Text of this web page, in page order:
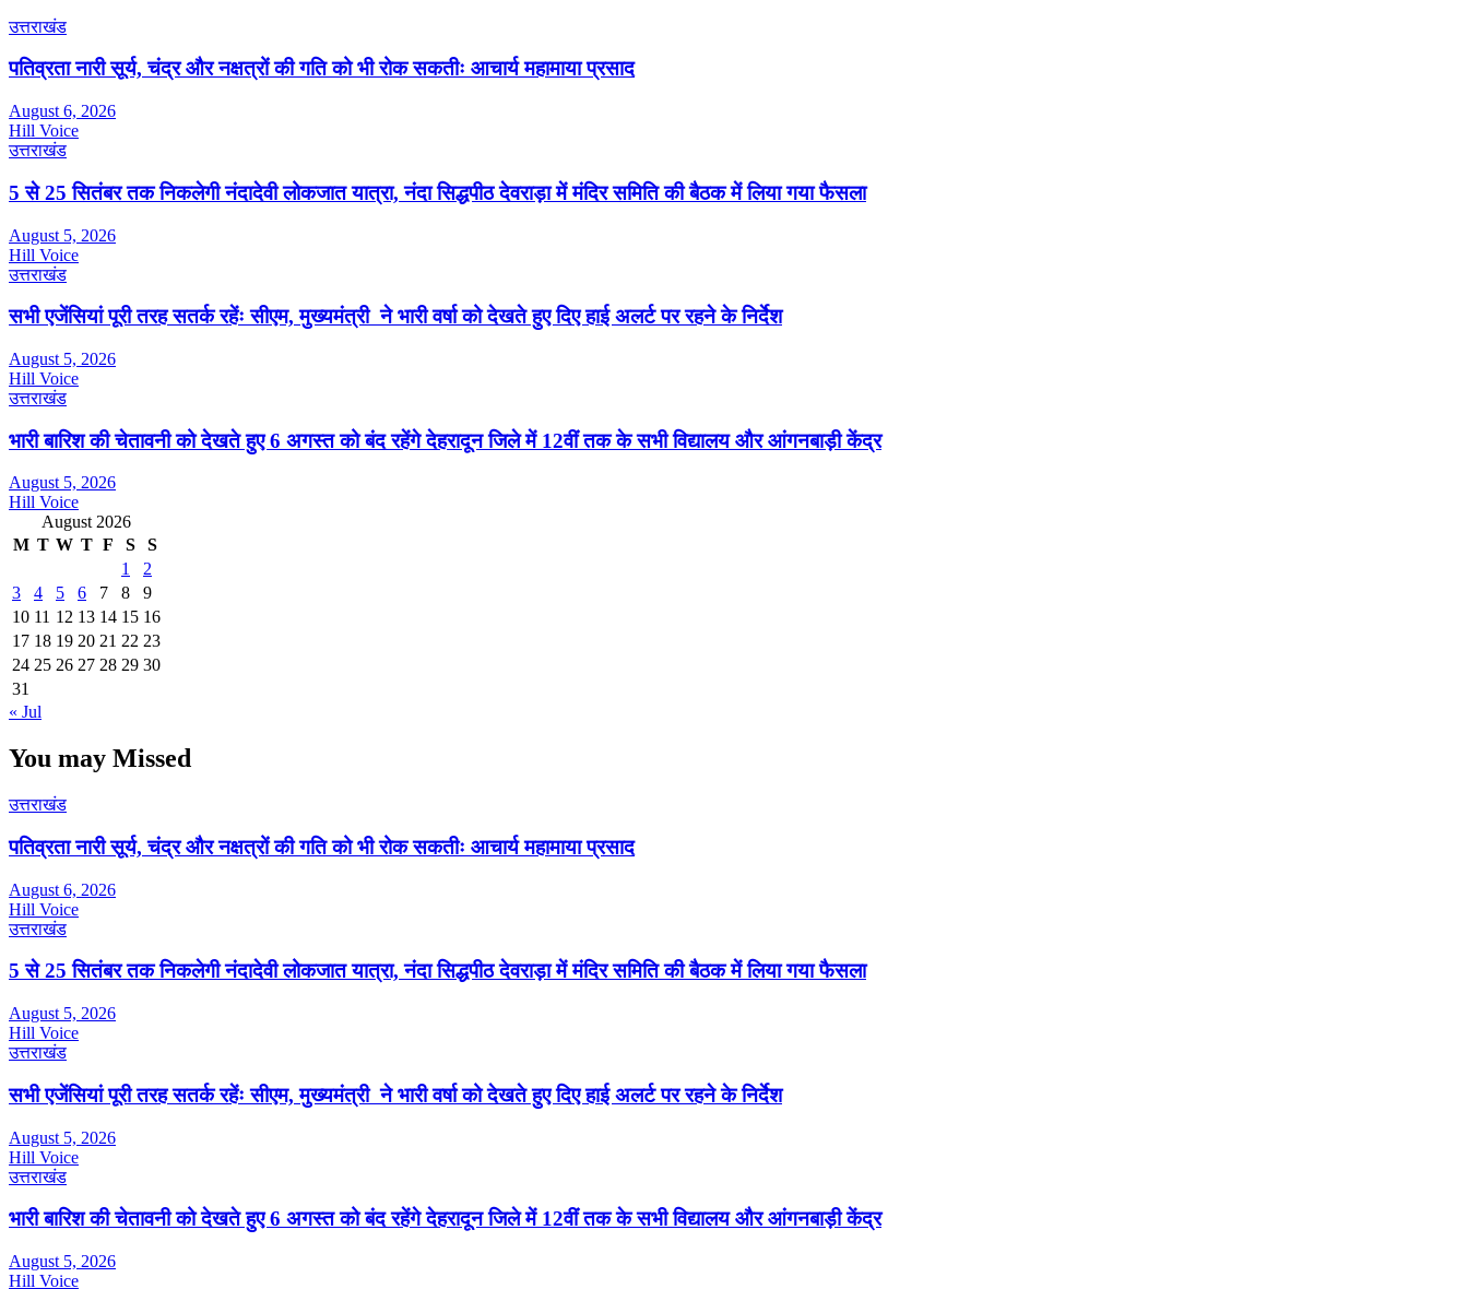
उत्तराखंड
पतिव्रता नारी सूर्य, चंद्र और नक्षत्रों की गति को भी रोक सकतीः आचार्य महामाया प्रसाद
August 6, 2026
Hill Voice
उत्तराखंड
5 से 25 सितंबर तक निकलेगी नंदादेवी लोकजात यात्रा, नंदा सिद्धपीठ देवराड़ा में मंदिर समिति की बैठक में लिया गया फैसला
August 5, 2026
Hill Voice
उत्तराखंड
सभी एजेंसियां पूरी तरह सतर्क रहेंः सीएम, मुख्यमंत्री ने भारी वर्षा को देखते हुए दिए हाई अलर्ट पर रहने के निर्देश
August 5, 2026
Hill Voice
उत्तराखंड
भारी बारिश की चेतावनी को देखते हुए 6 अगस्त को बंद रहेंगे देहरादून जिले में 12वीं तक के सभी विद्यालय और आंगनबाड़ी केंद्र
August 5, 2026
Hill Voice
August 2026
M T W T F S
S
1
2
3
4 5 6 7 8
9
10 11 12 13 14 15 16
17 18 19 20 21 22 23
24 25 26 27 28 29 30
31
« Jul
You may Missed
उत्तराखंड
पतिव्रता नारी सूर्य, चंद्र और नक्षत्रों की गति को भी रोक सकतीः आचार्य महामाया प्रसाद
August 6, 2026
Hill Voice
उत्तराखंड
5 से 25 सितंबर तक निकलेगी नंदादेवी लोकजात यात्रा, नंदा सिद्धपीठ देवराड़ा में मंदिर समिति की बैठक में लिया गया फैसला
August 5, 2026
Hill Voice
उत्तराखंड
सभी एजेंसियां पूरी तरह सतर्क रहेंः सीएम, मुख्यमंत्री ने भारी वर्षा को देखते हुए दिए हाई अलर्ट पर रहने के निर्देश
August 5, 2026
Hill Voice
उत्तराखंड
भारी बारिश की चेतावनी को देखते हुए 6 अगस्त को बंद रहेंगे देहरादून जिले में 12वीं तक के सभी विद्यालय और आंगनबाड़ी केंद्र
August 5, 2026
Hill Voice